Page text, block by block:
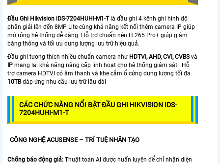
Đầu Ghi Hikvision iDS-7204HUHI-M1-Tlà đầu ghi 4 kênh ghi hình độ
phân giải lên đến 8MP Lite cùng khả năng kết nối thêm camera IP giúp
mở rộng hệ thống dễ dàng. Hỗ trợ chuẩn nén H.265 Pro+ giúp giảm
băng thông và tối ưu dung lượng lưu trữ hiệu quả.
Đầu ghi tương thích nhiều chuẩn camera như HDTVI, AHD, CVI, CVBSvà
IP mang lại khả năng nâng cấp linh hoạt cho hệ thống giám sát. Hỗ
trợ camera HDTVI có âm thanh và khe cắm ổ cứng dung lượng tối đa
10TBđáp ứng nhu cầu lưu trữ lâu dài
CÁC CHỨC NĂNG NỔI BẬT ĐẦU GHI HIKVISION IDS-
7204HUHI-M1-T
CÔNG NGHỆ ACUSENSE – TRÍ TUỆ NHÂN TẠO
Chống báo động giả: Thuật toán AI được huấn luyện để chỉ nhận diện